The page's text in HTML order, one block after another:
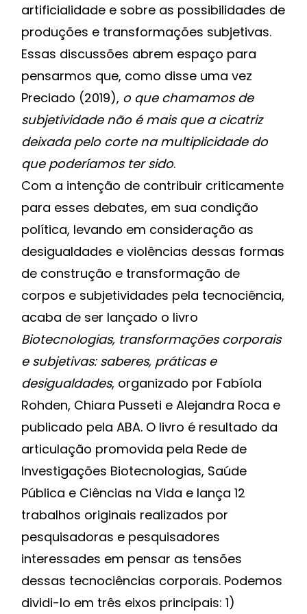
artificialidade e sobre as possibilidades de
produções e transformações subjetivas.
Essas discussões abrem espaço para
pensarmos que, como disse uma vez
Preciado (2019), o que chamamos de
subjetividade não é mais que a cicatriz
deixada pelo corte na multiplicidade do
que poderíamos ter sido.
Com a intenção de contribuir criticamente
para esses debates, em sua condição
política, levando em consideração as
desigualdades e violências dessas formas
de construção e transformação de
corpos e subjetividades pela tecnociência,
acaba de ser lançado o livro
Biotecnologias, transformações corporais
e subjetivas: saberes, práticas e
desigualdades, organizado por Fabíola
Rohden, Chiara Pusseti e Alejandra Roca e
publicado pela ABA. O livro é resultado da
articulação promovida pela Rede de
Investigações Biotecnologias, Saúde
Pública e Ciências na Vida e lança 12
trabalhos originais realizados por
pesquisadoras e pesquisadores
interessades em pensar as tensões
dessas tecnociências corporais. Podemos
dividi-lo em três eixos principais: 1)